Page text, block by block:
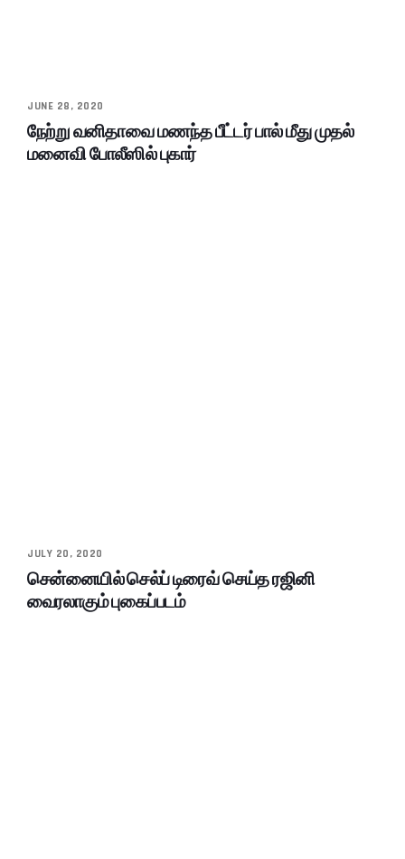
JUNE 28, 2020
நேற்று வனிதாவை மணந்த பீட்டர் பால் மீது முதல்
மனைவி போலீஸில் புகார்
JULY 20, 2020
சென்னையில் செல்ப் டிரைவ் செய்த ரஜினி
வைரலாகும் புகைப்படம்